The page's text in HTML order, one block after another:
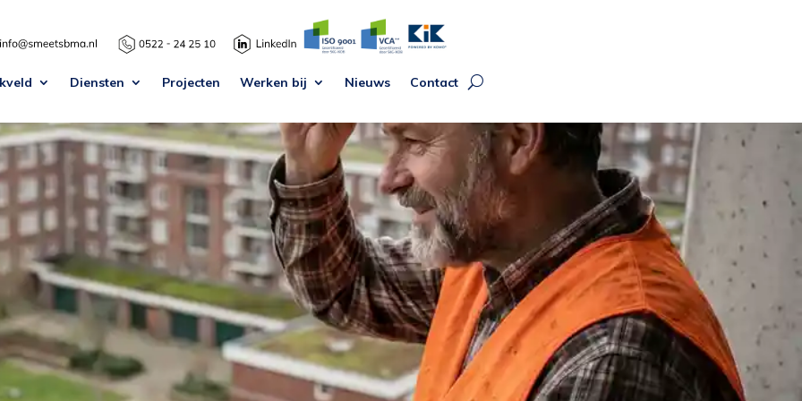
Diensten Projecten Werken bij Nieuws Contact